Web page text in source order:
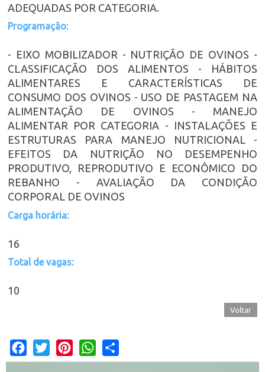
ADEQUADAS POR CATEGORIA.
Programação:
- EIXO MOBILIZADOR - NUTRIÇÃO DE OVINOS -
CLASSIFICAÇÃO DOS ALIMENTOS - HÁBITOS
ALIMENTARES E CARACTERÍSTICAS DE
CONSUMO DOS OVINOS - USO DE PASTAGEM NA
ALIMENTAÇÃO DE OVINOS - MANEJO
ALIMENTAR POR CATEGORIA - INSTALAÇÕES E
ESTRUTURAS PARA MANEJO NUTRICIONAL -
EFEITOS DA NUTRIÇÃO NO DESEMPENHO
PRODUTIVO, REPRODUTIVO E ECONÔMICO DO
REBANHO - AVALIAÇÃO DA CONDIÇÃO
CORPORAL DE OVINOS
Carga horária:
16
Total de vagas:
10
Voltar
Facebook
Twitter PinterestWhatsApp